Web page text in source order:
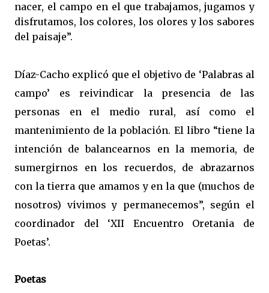
nacer, el campo en el que trabajamos, jugamos y
disfrutamos, los colores, los olores y los sabores
del paisaje”.
Díaz-Cacho explicó que el objetivo de ‘Palabras al
campo’ es reivindicar la presencia de las
personas en el medio rural, así como el
mantenimiento de la población. El libro “tiene la
intención de balancearnos en la memoria, de
sumergirnos en los recuerdos, de abrazarnos
con la tierra que amamos y en la que (muchos de
nosotros) vivimos y permanecemos”, según el
coordinador del ‘XII Encuentro Oretania de
Poetas’.
Poetas